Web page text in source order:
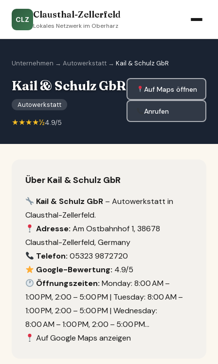
CLZ Clausthal-Zellerfeld
Lokales Netzwerk im Oberharz
Unternehmen → Autowerkstatt → Kail & Schulz GbR
Kail & Schulz GbR
Autowerkstatt
★★★★½4.9/5
Auf Maps öffnen
Anrufen
Über Kail & Schulz GbR
Kail & Schulz GbR – Autowerkstatt in
Clausthal-Zellerfeld.
Adresse: Am Ostbahnhof 1, 38678
Clausthal-Zellerfeld, Germany
Telefon: 05323 9872720
Google-Bewertung: 4.9/5
Öffnungszeiten: Monday: 8:00 AM –
1:00 PM, 2:00 – 5:00 PM | Tuesday: 8:00 AM –
1:00 PM, 2:00 – 5:00 PM | Wednesday:
8:00 AM – 1:00 PM, 2:00 – 5:00 PM…
Auf Google Maps anzeigen